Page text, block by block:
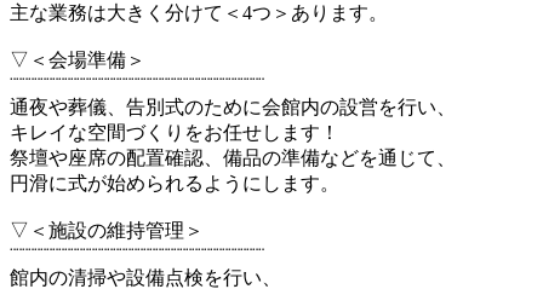
主な業務は大きく分けて＜4つ＞あります。
▽＜会場準備＞
¨¨¨¨¨¨¨¨¨¨¨¨¨¨¨¨¨¨¨¨¨¨¨¨¨¨¨¨¨¨¨¨¨¨¨¨¨¨¨¨¨¨
通夜や葬儀、告別式のために会館内の設営を行い、
キレイな空間づくりをお任せします！
祭壇や座席の配置確認、備品の準備などを通じて、
円滑に式が始められるようにします。
▽＜施設の維持管理＞
¨¨¨¨¨¨¨¨¨¨¨¨¨¨¨¨¨¨¨¨¨¨¨¨¨¨¨¨¨¨¨¨¨¨¨¨¨¨¨¨¨¨
館内の清掃や設備点検を行い、